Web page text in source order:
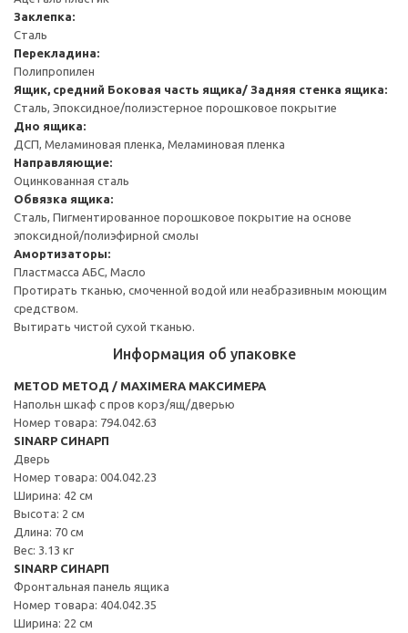
Заклепка:
Сталь
Перекладина:
Полипропилен
Ящик, средний Боковая часть ящика/ Задняя стенка ящика:
Сталь, Эпоксидное/полиэстерное порошковое покрытие
Дно ящика:
ДСП, Меламиновая пленка, Меламиновая пленка
Направляющие:
Оцинкованная сталь
Обвязка ящика:
Сталь, Пигментированное порошковое покрытие на основе
эпоксидной/полиэфирной смолы
Амортизаторы:
Пластмасса АБС, Масло
Протирать тканью, смоченной водой или неабразивным моющим
средством.
Вытирать чистой сухой тканью.
Информация об упаковке
METOD МЕТОД / MAXIMERA МАКСИМЕРА
Напольн шкаф с пров корз/ящ/дверью
Номер товара: 794.042.63
SINARP СИНАРП
Дверь
Номер товара: 004.042.23
Ширина: 42 см
Высота: 2 см
Длина: 70 см
Вес: 3.13 кг
SINARP СИНАРП
Фронтальная панель ящика
Номер товара: 404.042.35
Ширина: 22 см